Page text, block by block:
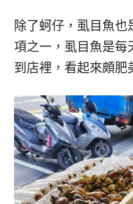
除了蚵仔，虱目魚也
項之一，虱目魚是每
到店裡，看起來頗肥